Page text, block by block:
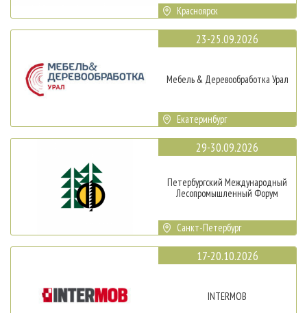
Красноярск
23-25.09.2026
Мебель & Деревообработка Урал
Екатеринбург
29-30.09.2026
Петербургский Международный
Лесопромышленный Форум
Санкт-Петербург
17-20.10.2026
INTERMOB